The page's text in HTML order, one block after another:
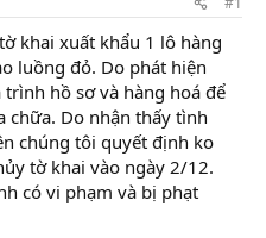
khai xuất khẩu 1 lô hàng
luồng đỏ. Do phát hiện
hồ sơ và hàng hoá để
chữa. Do nhận thấy tình
chúng tôi quyết định ko
tờ khai vào ngày 2/12.
có vi phạm và bị phạt